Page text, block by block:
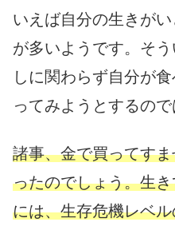
いえば自分の生きが
が多いようです。そ
しに関わらず自分が
ってみようとするので
諸事、金で買ってす
ったのでしょう。生
には、生存危機レベ